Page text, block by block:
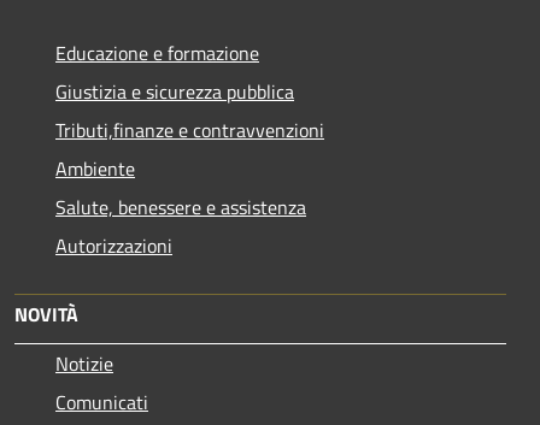
Educazione e formazione
Giustizia e sicurezza pubblica
Tributi,finanze e contravvenzioni
Ambiente
Salute, benessere e assistenza
Autorizzazioni
NOVITÀ
Notizie
Comunicati